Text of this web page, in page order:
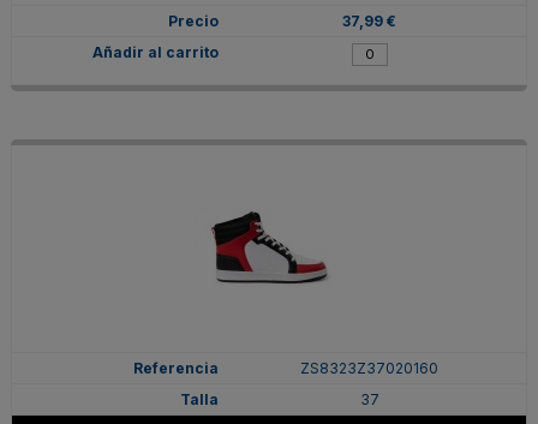
37,99 €
ZS8323Z37020160
37